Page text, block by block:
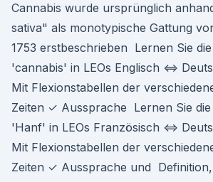
Cannabis wurde ursprünglich
sativa" als monotypische Gattung
1753 erstbeschrieben Lernen Sie
'cannabis' in LEOs Englisch ⇔
Mit Flexionstabellen der
Zeiten ✓ Aussprache Lernen Sie
'Hanf' in LEOs Französisch ⇔
Mit Flexionstabellen der
Zeiten ✓ Aussprache und Definition,